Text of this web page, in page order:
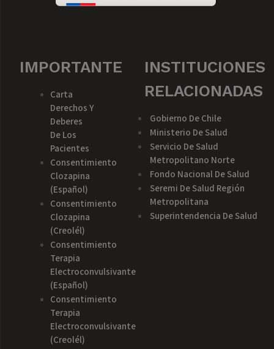
IMPORTANTE
Carta
Derechos Y
Deberes
De Los
Pacientes
Consentimiento
Clozapina
(español)
Consentimiento
Clozapina
(creolél)
Consentimiento
Terapia
Electroconvulsivante
(español)
Consentimiento
Terapia
Electroconvulsivante
(creolél)
INSTITUCIONES
RELACIONADAS
Gobierno De Chile
Ministerio De Salud
Servicio De Salud
Metropolitano Norte
Fondo Nacional De Salud
Seremi De Salud Región
Metropolitana
Superintendencia De Salud